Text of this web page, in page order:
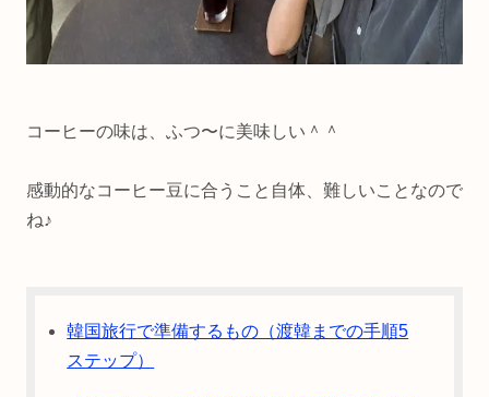
コーヒーの味は、ふつ〜に美味しい＾＾
感動的なコーヒー豆に合うこと自体、難しいことなので
ね♪
韓国旅行で準備するもの（渡韓までの手順5
ステップ）